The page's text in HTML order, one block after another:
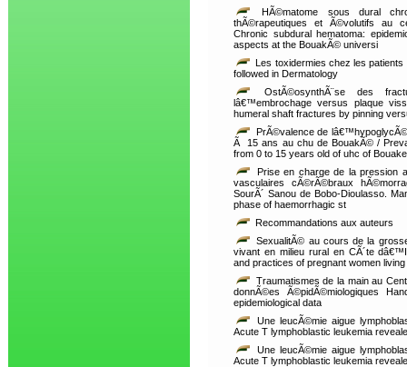
HÃ©matome sous dural
thÃ©rapeutiques et Ã©volutifs au
Chronic subdural hematoma:
aspects at the BouakÃ© universi
Les toxidermies chez les
followed in Dermatology
OstÃ©osynthÃ¨se des
lâ€™embrochage versus plaque
humeral shaft fractures by pinning
PrÃ©valence de
Ã 15 ans au chu de BouakÃ© /
from 0 to 15 years old of uhc of Bouake
Prise en charge de la pression
vasculaires cÃ©rÃ©braux
SourÃ´ Sanou de Bobo-Dioulasso.
phase of haemorrhagic st
Recommandations aux auteurs
SexualitÃ© au cours de la
vivant en milieu rural en CÃ´te
and practices of pregnant women
Traumatismes de la main au
donnÃ©es Ã©pidÃ©miologiques
epidemiological data
Une leucÃ©mie aigue
Acute T lymphoblastic leukemia
Une leucÃ©mie aigue
Acute T lymphoblastic leukemia